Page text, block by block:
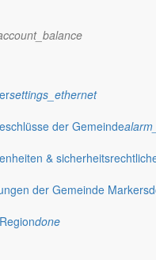
settings_ethernet
der Gemeinde
&
der Gemeinde
done